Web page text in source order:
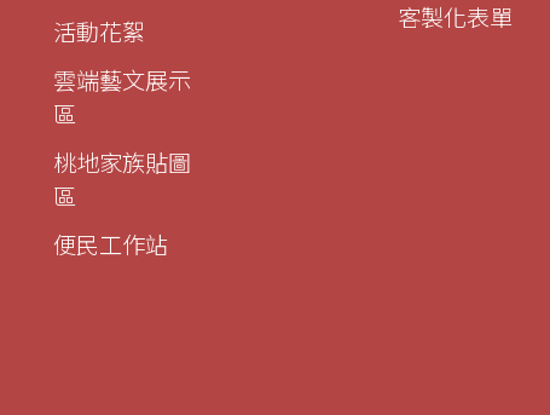
活動花絮
雲端藝文展示
區
桃地家族貼圖
區
便民工作站
客製化表單